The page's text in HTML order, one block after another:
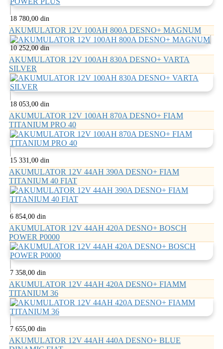
18 780,00 din
AKUMULATOR 12V 100AH 800A DESNO+ MAGNUM
10 252,00 din
AKUMULATOR 12V 100AH 830A DESNO+ VARTA
SILVER
18 053,00 din
AKUMULATOR 12V 100AH 870A DESNO+ FIAM
TITANIUM PRO 40
15 331,00 din
AKUMULATOR 12V 44AH 390A DESNO+ FIAM
TITANIUM 40 FIAT
6 854,00 din
AKUMULATOR 12V 44AH 420A DESNO+ BOSCH
POWER P0000
7 358,00 din
AKUMULATOR 12V 44AH 420A DESNO+ FIAMM
TITANIUM 36
7 655,00 din
AKUMULATOR 12V 44AH 440A DESNO+ BLUE